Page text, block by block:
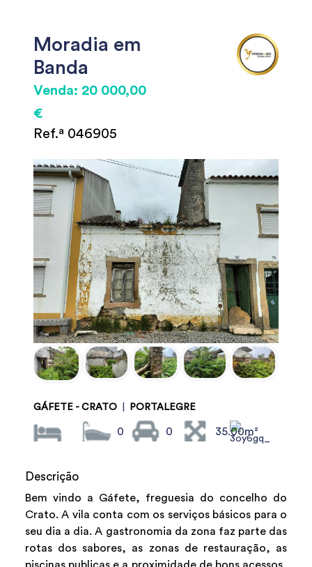
Moradia em
Banda
Venda: 20 000,00
€
Ref.ª 046905
GÁFETE - CRATO PORTALEGRE
0 0 35.00m²
Descrição
Bem vindo a Gáfete, freguesia do concelho do
Crato. A vila conta com os serviços básicos para o
seu dia a dia. A gastronomia da zona faz parte das
rotas dos sabores, as zonas de restauração, as
piscinas publicas e a proximidade de bons acessos,